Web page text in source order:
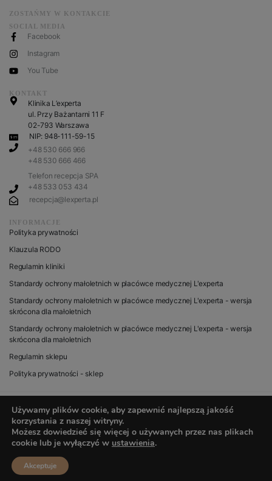
ZOSTAŃMY W KONTAKCIE
SOCIAL MEDIA
Facebook
Instagram
You Tube
KONTAKT
Klinika L’experta
ul. Przy Bażantarni 11 F
02-793 Warszawa
NIP: 948-111-59-15
+48 530 666 966
+48 530 666 466
Telefon recepcja SPA
+48 533 053 434
recepcja@lexperta.pl
INFORMACJE
Polityka prywatności
Klauzula RODO
Regulamin kliniki
Standardy ochrony małoletnich w placówce medycznej L'experta
Standardy ochrony małoletnich w placówce medycznej L'experta - wersja
skrócona dla małoletnich
Standardy ochrony małoletnich w placówce medycznej L'experta - wersja
skrócona dla małoletnich
Regulamin sklepu
Polityka prywatności - sklep
© 2020 wszystkie prawa zastrzeżone dla L’experta
Używamy plików cookie, aby zapewnić najlepszą jakość
korzystania z naszej witryny.
Możesz dowiedzieć się więcej o używanych przez nas plikach
cookie lub je wyłączyć w ustawienia.
Akceptuje